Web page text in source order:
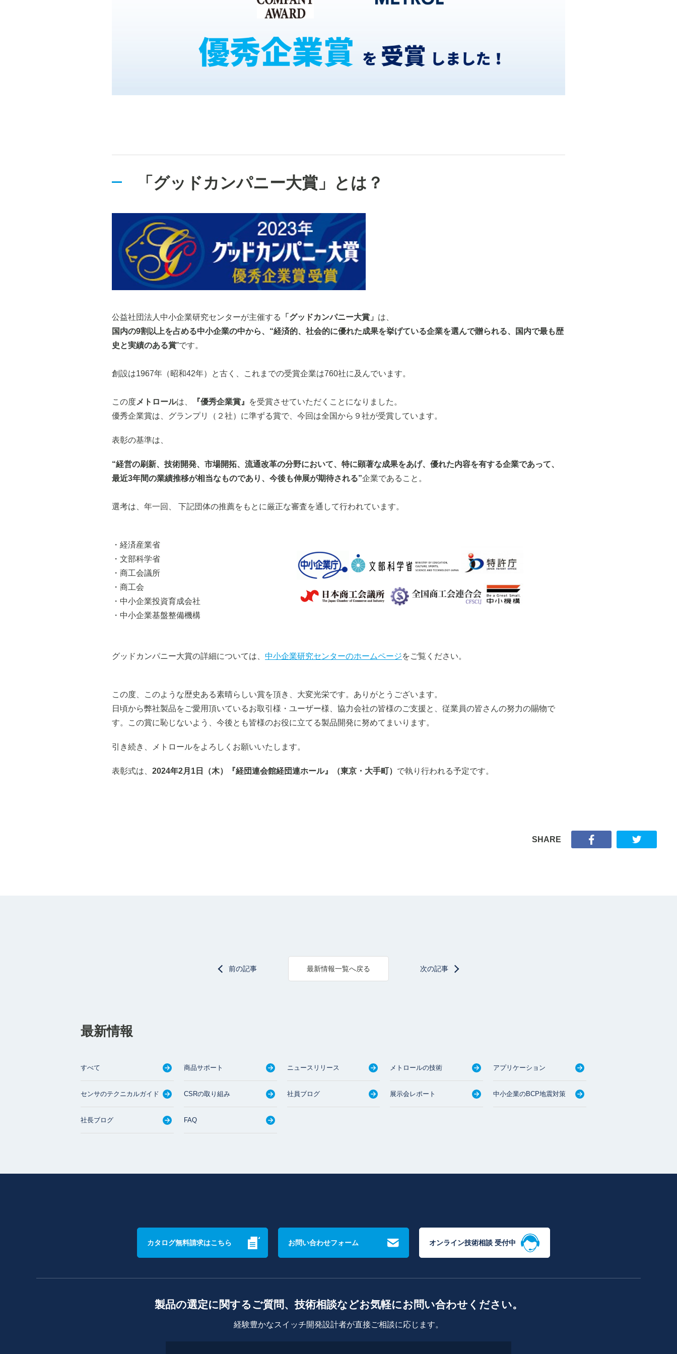
「グッドカンパニー大賞」とは？
公益社団法人中小企業研究センターが主催する 「グッドカンパニー大賞」 は、
国内の9割以上を占める中小企業の中から、“経済的、社会的に優れた成果を挙げている企業を選んで贈られる、国内で最も歴
史と実績のある賞”です。
創設は1967年（昭和42年）と古く、これまでの受賞企業は760社に及んでいます。
この度メトロールは、 『優秀企業賞』
を受賞させていただくことになりました。
優秀企業賞は、グランプリ（２社）に準ずる賞で、今回は全国から９社が受賞しています。
表彰の基準は、
“経営の刷新、技術開発、市場開拓、流通改革の分野において、特に顕著な成果をあげ、優れた内容を有する企業であって、
最近3年間の業績推移が相当なものであり、今後も伸展が期待される”企業であること。
選考は、年一回、 下記団体の推薦をもとに厳正な審査を通して行われています。
・ 経済産業省
・ 文部科学省
・ 商工会議所
・ 商工会
・ 中小企業投資育成会社
・ 中小企業基盤整備機構
グッドカンパニー大賞の詳細については、 中小企業研究センターのホームページをご覧ください。
この度、このような歴史ある素晴らしい賞を頂き、大変光栄です。ありがとうございます。
日頃から弊社製品をご愛用頂いているお取引様・ユーザー様、協力会社の皆様のご支援と、従業員の皆さんの努力の賜物で
す。この賞に恥じないよう、今後とも皆様のお役に立てる製品開発に努めてまいります。
引き続き、メトロールをよろしくお願いいたします。
表彰式は、 2024年2月1日（木）『経団連会館経団連ホール』（東京・大手町） で執り行われる予定です。
SHARE
前の記事 最新情報一覧へ戻る 次の記事
最新情報
すべて 商品サポート ニュースリリース メトロールの技術 アプリケーション
センサのテクニカルガイド CSRの取り組み 社員ブログ 展示会レポート 中小企業のBCP地震対策
社長ブログ FAQ
カタログ無料請求はこちら お問い合わせフォーム オンライン技術相談 受付中
製品の選定に関するご質問、技術相談などお気軽にお問い合わせください。
経験豊かなスイッチ開発設計者が直接ご相談に応じます。